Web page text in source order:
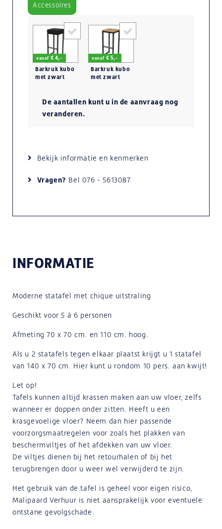
Accessoires
vanaf € 4,-
Barkruk kubo
met zwart
gestoffeerde
vanaf € 5,-
Barkruk kubo
met zwart
bamboe
De aantallen kunt u in de aanvraag nog
veranderen.
Bekijk informatie en kenmerken
Vragen? Bel 076 - 5613087
INFORMATIE
Moderne statafel met chique uitstraling
Geschikt voor 5 á 6 personen
Afmeting 70 x 70 cm. en 110 cm. hoog.
Als u 2 statafels tegen elkaar plaatst krijgt u 1 statafel
van 140 x 70 cm. Hier kunt u rondom 10 pers. aan kwijt!
Let op!
Tafels kunnen altijd krassen maken aan uw vloer, zelfs
wanneer er doppen onder zitten. Heeft u een
krasgevoelige vloer? Neem dan hier passende
voorzorgsmaatregelen voor zoals het plakken van
beschermviltjes of het afdekken van uw vloer.
De viltjes dienen bij het retourhalen of bij het
terugbrengen door u weer wel verwijderd te zijn.
Het gebruik van de tafel is geheel voor eigen risico,
Malipaard Verhuur is niet aansprakelijk voor eventuele
ontstane gevolgschade.